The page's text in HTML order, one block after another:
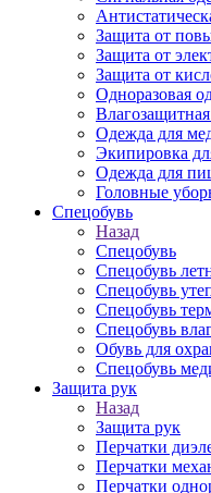
Защита от
Защита от
Защита от
Одноразовая
Одежда для
Экипировка
Одежда для
Головные
Спецобувь
Назад
Спецобувь
Спецобувь
Спецобувь
Спецобувь
Спецобувь
Обувь для
Спецобувь
Защита рук
Назад
Защита рук
Перчатки
Перчатки
Перчатки